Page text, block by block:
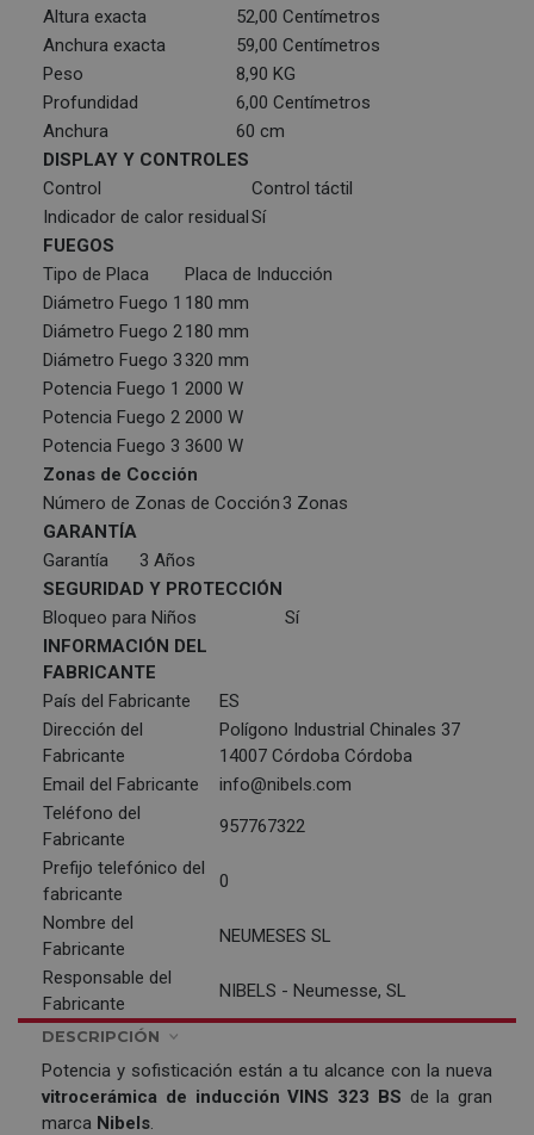
Altura exacta
52,00 Centímetros
Anchura exacta
59,00 Centímetros
Peso
8,90 KG
Profundidad
6,00 Centímetros
Anchura
60 cm
DISPLAY Y CONTROLES
Control
Control táctil
Indicador de calor residualSí
FUEGOS
Tipo de Placa
Placa de Inducción
Diámetro Fuego 1 180 mm
Diámetro Fuego 2180 mm
Diámetro Fuego 3 320 mm
Potencia Fuego 1 2000 W
Potencia Fuego 2 2000 W
Potencia Fuego 3 3600 W
Zonas de Cocción
Número de Zonas de Cocción 3 Zonas
GARANTÍA
Garantía
3 Años
SEGURIDAD Y PROTECCIÓN
Bloqueo para Niños
Sí
INFORMACIÓN DEL
FABRICANTE
País del Fabricante
ES
Dirección del
Fabricante
Polígono Industrial Chinales 37
14007 Córdoba Córdoba
Email del Fabricante
info@nibels.com
Teléfono del
Fabricante
957767322
Prefijo telefónico del
fabricante
0
Nombre del
Fabricante
NEUMESES SL
Responsable del
Fabricante
NIBELS - Neumesse, SL
DESCRIPCIÓN
Potencia y sofisticación están a tu alcance con la nueva
vitrocerámica de inducción VINS 323 BS de la gran
marca Nibels.